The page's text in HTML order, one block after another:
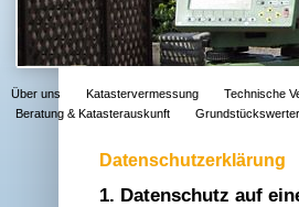
Über uns Katastervermessung Technische
Beratung & Katasterauskunft
Datenschutzerklärung
1. Datenschutz auf